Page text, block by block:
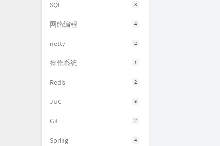
3
SQL
4
网络编程
2
netty
1
操作系统
2
Redis
6
JUC
2
Git
4
Spring